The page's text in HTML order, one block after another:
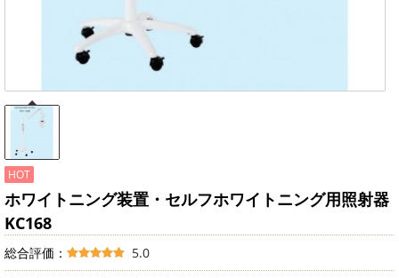
HOT
ホワイトニング装置・セルフホワイトニング用照射器
KC168
総合評価： 5.0